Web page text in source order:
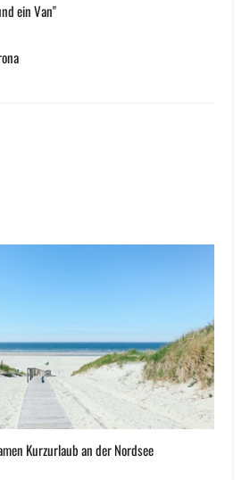
ein Van"
Kurzurlaub an der Nordsee